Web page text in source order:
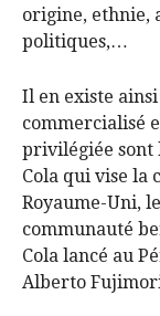
origine, ethnie,
politiques,…
Il en existe
commercialisé
privilégiée sont
Cola qui vise la
Royaume-Uni,
communauté
Cola lancé au
Alberto